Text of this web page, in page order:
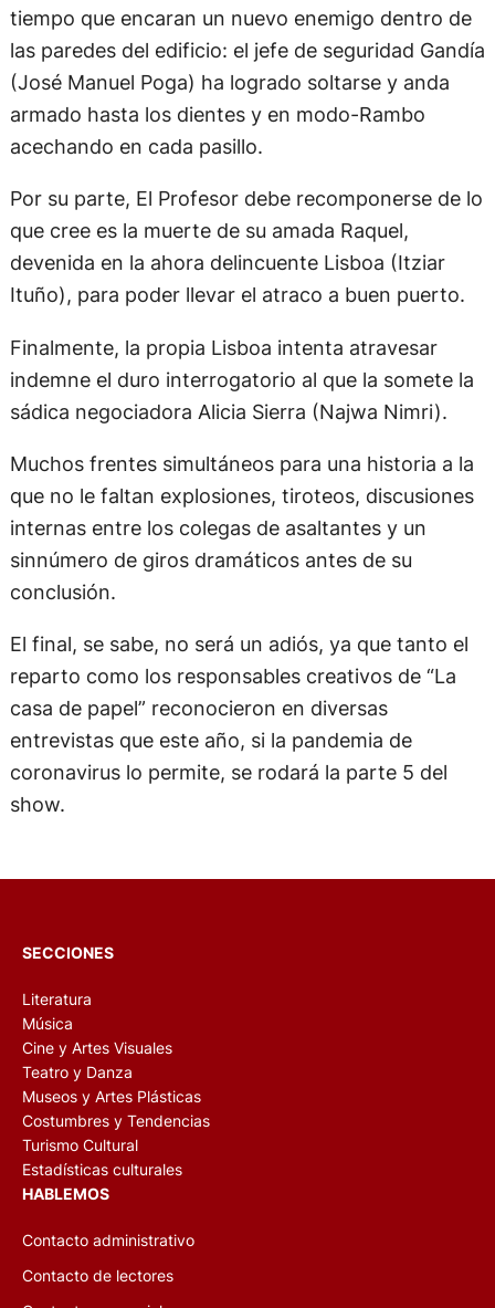
tiempo que encaran un nuevo enemigo dentro de
las paredes del edificio: el jefe de seguridad Gandía
(José Manuel Poga) ha logrado soltarse y anda
armado hasta los dientes y en modo-Rambo
acechando en cada pasillo.
Por su parte, El Profesor debe recomponerse de lo
que cree es la muerte de su amada Raquel,
devenida en la ahora delincuente Lisboa (Itziar
Ituño), para poder llevar el atraco a buen puerto.
Finalmente, la propia Lisboa intenta atravesar
indemne el duro interrogatorio al que la somete la
sádica negociadora Alicia Sierra (Najwa Nimri).
Muchos frentes simultáneos para una historia a la
que no le faltan explosiones, tiroteos, discusiones
internas entre los colegas de asaltantes y un
sinnúmero de giros dramáticos antes de su
conclusión.
El final, se sabe, no será un adiós, ya que tanto el
reparto como los responsables creativos de “La
casa de papel” reconocieron en diversas
entrevistas que este año, si la pandemia de
coronavirus lo permite, se rodará la parte 5 del
show.
SECCIONES
Literatura
Música
Cine y Artes Visuales
Teatro y Danza
Museos y Artes Plásticas
Costumbres y Tendencias
Turismo Cultural
Estadísticas culturales
HABLEMOS
Contacto administrativo
Contacto de lectores